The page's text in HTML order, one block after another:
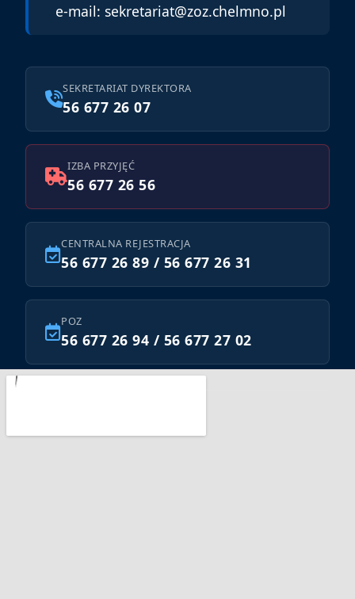
e-mail: sekretariat@zoz.chelmno.pl
SEKRETARIAT DYREKTORA
56 677 26 07
IZBA PRZYJĘĆ
56 677 26 56
CENTRALNA REJESTRACJA
56 677 26 89 / 56 677 26 31
POZ
56 677 26 94 / 56 677 27 02